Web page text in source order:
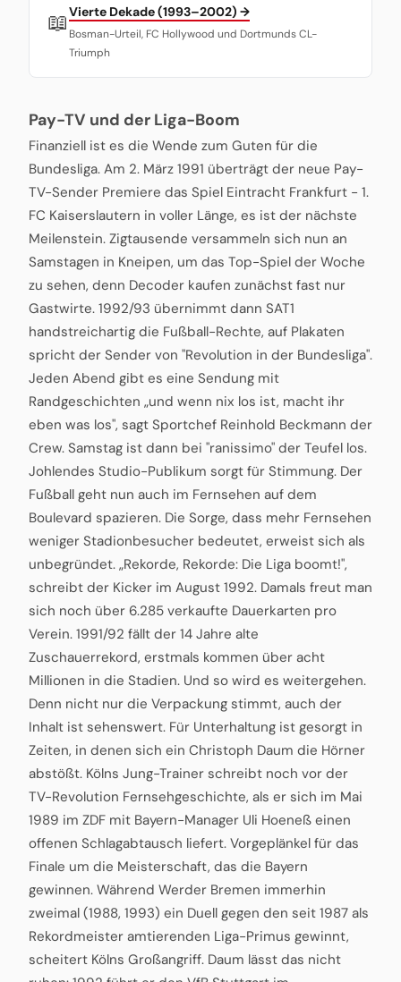
📖Vierte Dekade (1993–2002) →
Bosman-Urteil, FC Hollywood und Dortmunds CL-
Triumph
Pay-TV und der Liga-Boom
Finanziell ist es die Wende zum Guten für die
Bundesliga. Am 2. März 1991 überträgt der neue Pay-
TV-Sender Premiere das Spiel Eintracht Frankfurt - 1.
FC Kaiserslautern in voller Länge, es ist der nächste
Meilenstein. Zigtausende versammeln sich nun an
Samstagen in Kneipen, um das Top-Spiel der Woche
zu sehen, denn Decoder kaufen zunächst fast nur
Gastwirte. 1992/93 übernimmt dann SAT1
handstreichartig die Fußball-Rechte, auf Plakaten
spricht der Sender von "Revolution in der Bundesliga".
Jeden Abend gibt es eine Sendung mit
Randgeschichten „und wenn nix los ist, macht ihr
eben was los", sagt Sportchef Reinhold Beckmann der
Crew. Samstag ist dann bei "ranissimo" der Teufel los.
Johlendes Studio-Publikum sorgt für Stimmung. Der
Fußball geht nun auch im Fernsehen auf dem
Boulevard spazieren. Die Sorge, dass mehr Fernsehen
weniger Stadionbesucher bedeutet, erweist sich als
unbegründet. „Rekorde, Rekorde: Die Liga boomt!",
schreibt der Kicker im August 1992. Damals freut man
sich noch über 6.285 verkaufte Dauerkarten pro
Verein. 1991/92 fällt der 14 Jahre alte
Zuschauerrekord, erstmals kommen über acht
Millionen in die Stadien. Und so wird es weitergehen.
Denn nicht nur die Verpackung stimmt, auch der
Inhalt ist sehenswert. Für Unterhaltung ist gesorgt in
Zeiten, in denen sich ein Christoph Daum die Hörner
abstößt. Kölns Jung-Trainer schreibt noch vor der
TV-Revolution Fernsehgeschichte, als er sich im Mai
1989 im ZDF mit Bayern-Manager Uli Hoeneß einen
offenen Schlagabtausch liefert. Vorgeplänkel für das
Finale um die Meisterschaft, das die Bayern
gewinnen. Während Werder Bremen immerhin
zweimal (1988, 1993) ein Duell gegen den seit 1987 als
Rekordmeister amtierenden Liga-Primus gewinnt,
scheitert Kölns Großangriff. Daum lässt das nicht